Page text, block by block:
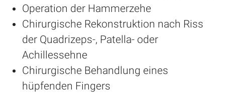
Operation der Hammerzehe
Chirurgische Rekonstruktion nach Riss
der Quadrizeps-, Patella- oder
Achillessehne
Chirurgische Behandlung eines
hüpfenden Fingers